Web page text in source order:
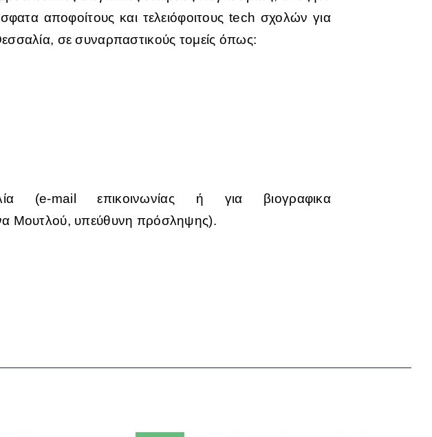
αποφοίτους και τελειόφοιτους tech σχολών για
σε συναρπαστικούς τομείς όπως:
(e-mail επικοινωνίας ή για βιογραφικα
Μουτλού, υπεύθυνη πρόσληψης).